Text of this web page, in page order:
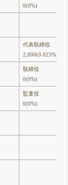
0(0%)
代表取締役
2,000(0.023%)
取締役
0(0%)
監査役
0(0%)